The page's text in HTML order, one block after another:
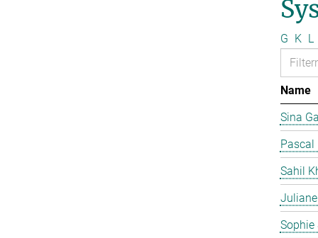
G K L
Name
Sina
Pascal
Sahil
Sophie